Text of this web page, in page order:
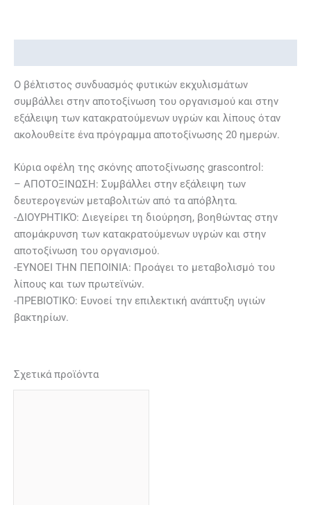
Ο βέλτιστος συνδυασμός φυτικών εκχυλισμάτων
συμβάλλει στην αποτοξίνωση του οργανισμού και στην
εξάλειψη των κατακρατούμενων υγρών και λίπους όταν
ακολουθείτε ένα πρόγραμμα αποτοξίνωσης 20 ημερών.
Κύρια οφέλη της σκόνης αποτοξίνωσης grascontrol:
– ΑΠΟΤΟΞΙΝΩΣΗ: Συμβάλλει στην εξάλειψη των
δευτερογενών μεταβολιτών από τα απόβλητα.
-ΔΙΟΥΡΗΤΙΚΌ: Διεγείρει τη διούρηση, βοηθώντας στην
απομάκρυνση των κατακρατούμενων υγρών και στην
αποτοξίνωση του οργανισμού.
-ΕΥΝΟΕΙ ΤΗΝ ΠΕΠΟΙΝΙΑ: Προάγει το μεταβολισμό του
λίπους και των πρωτεϊνών.
-ΠΡΕΒΙΟΤΙΚΟ: Ευνοεί την επιλεκτική ανάπτυξη υγιών
βακτηρίων.
Σχετικά προϊόντα